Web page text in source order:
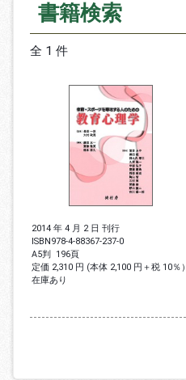
書籍検索
全 1 件
2014 年 4 月 2 日 刊行
ISBN978-4-88367-237-0
A5判 196頁
定価 2,310 円 (本体 2,100 円＋税 10％）
在庫あり